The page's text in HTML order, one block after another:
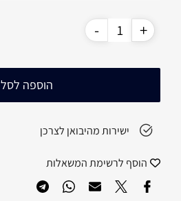
הוספה לסל
ישירות מהיבואן לצרכן
הוסף לרשימת המשאלות